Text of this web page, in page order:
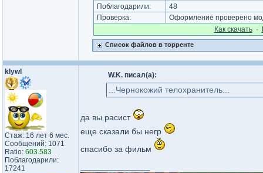
Поблагодарили:
48
Проверка:
Оформление проверено
Как cкачать·
Список файлов в торренте
klywl
Стаж: 16 лет 6 мес.
Сообщений: 1071
Ratio: 603.583
Поблагодарили:
17241
W.K. писал(а):
...Чернокожий телохранитель...
да вы расист
еще сказали бы негр
спасибо за фильм